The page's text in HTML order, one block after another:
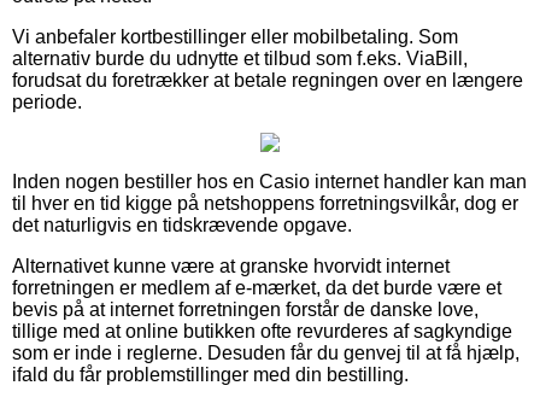
Vi anbefaler kortbestillinger eller mobilbetaling. Som
alternativ burde du udnytte et tilbud som f.eks. ViaBill,
forudsat du foretrækker at betale regningen over en længere
periode.
Inden nogen bestiller hos en Casio internet handler kan man
til hver en tid kigge på netshoppens forretningsvilkår, dog er
det naturligvis en tidskrævende opgave.
Alternativet kunne være at granske hvorvidt internet
forretningen er medlem af e-mærket, da det burde være et
bevis på at internet forretningen forstår de danske love,
tillige med at online butikken ofte revurderes af sagkyndige
som er inde i reglerne. Desuden får du genvej til at få hjælp,
ifald du får problemstillinger med din bestilling.